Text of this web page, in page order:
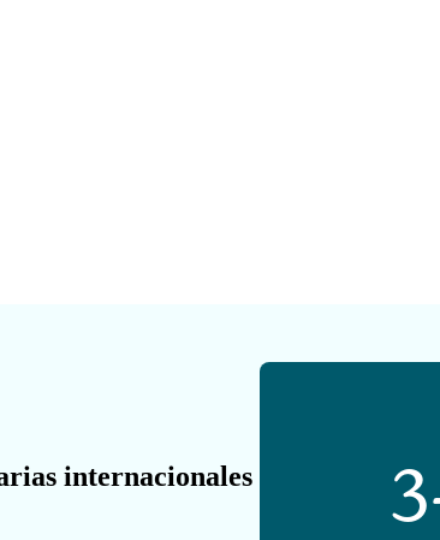
internacionales